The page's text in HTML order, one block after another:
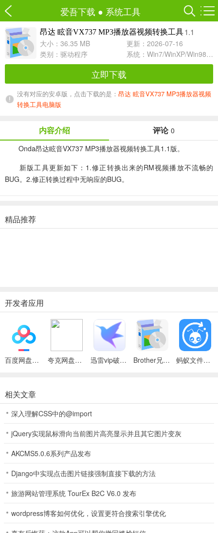
爱吾下载 ● 系统工具
昂达 眩音VX737 MP3播放器视频转换工具1.1
大小：36.35 MB
更新：2026-07-16
类别： 驱动程序 系统：Win7/WinXP/Win98/Win8/Win10兼容软件
立即下载
没有对应的安卓版，点击下载的是： 昂达 眩音VX737 MP3播放器视频
转换工具电脑版
内容介绍 评论 0
Onda昂达眩音VX737 MP3播放器视频转换工具1.1版。
新版工具更新如下：1.修正转换出来的RM视频播放不流畅的
BUG。2.修正转换过程中无响应的BUG。
精品推荐
开发者应用
百度网盘绿色免安装Pc电脑版 夸克网盘官方正式版 迅雷vip破解版永久会员2024版 Brother兄弟 MFC-8480DN多功能一体机ISIS驱动 蚂蚁文件（数据恢复大师）
相关文章
深入理解CSS中的@import
jQuery实现鼠标滑向当前图片高亮显示并且其它图片变灰
AKCMS5.0.6系列产品发布
Django中实现点击图片链接强制直接下载的方法
旅游网站管理系统 TourEx B2C V6.0 发布
wordpress博客如何优化，设置更符合搜索引擎优化